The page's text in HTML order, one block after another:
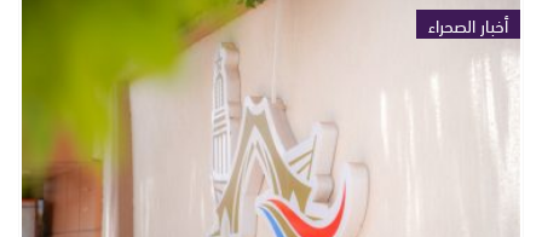
أخبار الصحراء